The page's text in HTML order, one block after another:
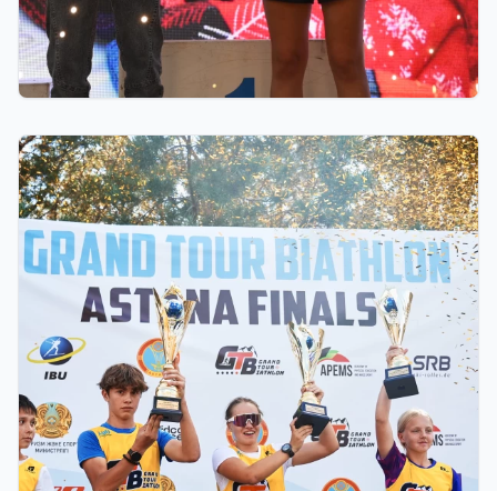
GRAND TOUR BIATHLON финалы Астанада
қалай өтті: 10 миллион теңгелік жүлде қоры,
Ербол Хамитовтың сыйақысы және хрустальді
кубоктар